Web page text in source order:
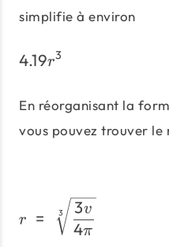
simplifie à environ
4.19r3
En réorganisant la
vous pouvez trouver le
r = 3
4π
3v